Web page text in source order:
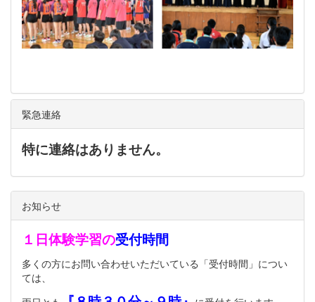
緊急連絡
特に連絡はありません。
お知らせ
１日体験学習の受付時間
多くの方にお問い合わせいただいている「受付時間」につい
ては、